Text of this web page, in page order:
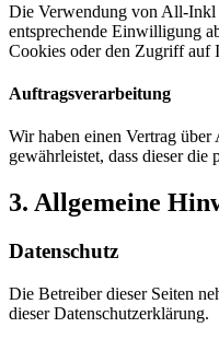
Die Verwendung von All-Inkl
entsprechende Einwilligung
Cookies oder den Zugriff auf
Auftragsverarbeitung
Wir haben einen Vertrag
gewährleistet, dass dieser
3. Allgemeine
Datenschutz
Die Betreiber dieser Seiten
dieser Datenschutzerklärung.